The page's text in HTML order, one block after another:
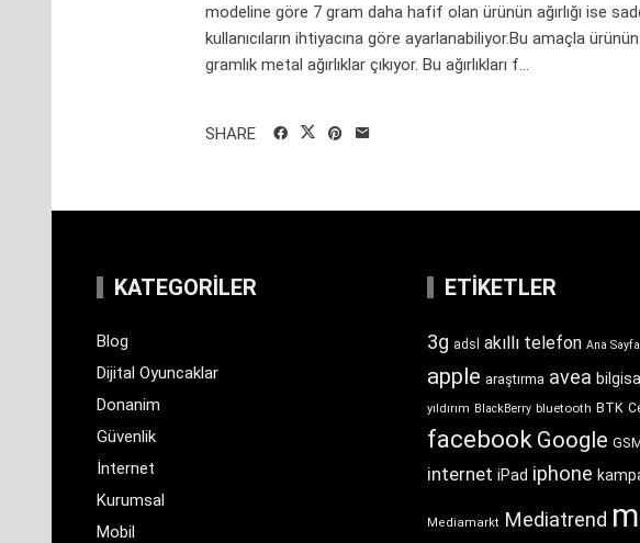
modeline göre 7 gram daha hafif olan ürünün ağırlığı ise
kullanıcıların ihtiyacına göre ayarlanabiliyor.Bu amaçla
gramlık metal ağırlıklar çıkıyor. Bu ağırlıkları f...
SHARE
KATEGORILER
Blog
Dijital Oyuncaklar
Donanim
Güvenlik
İnternet
Kurumsal
Mobil
ETIKETLER
3g adsl akıllı telefon Ana Sayfa
apple araştırma avea
yıldırım BlackBerry bluetooth BTK
facebook Google
internet iPad iphone
Mediamarkt Mediatrend